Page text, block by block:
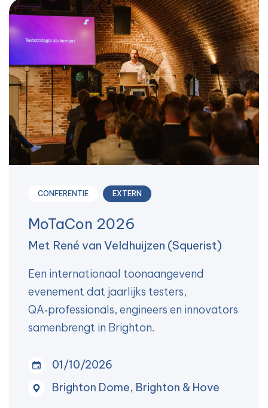
CONFERENTIE EXTERN
MoTaCon 2026
Met René van Veldhuijzen (Squerist)
Een internationaal toonaangevend
evenement dat jaarlijks testers,
QA‑professionals, engineers en innovators
samenbrengt in Brighton.
01/10/2026
Brighton Dome, Brighton & Hove